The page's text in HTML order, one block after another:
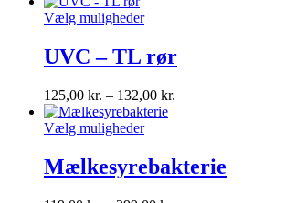
Vælg muligheder
UVC – TL rør
125,00 kr. – 132,00 kr.
Vælg muligheder
Mælkesyrebakterie